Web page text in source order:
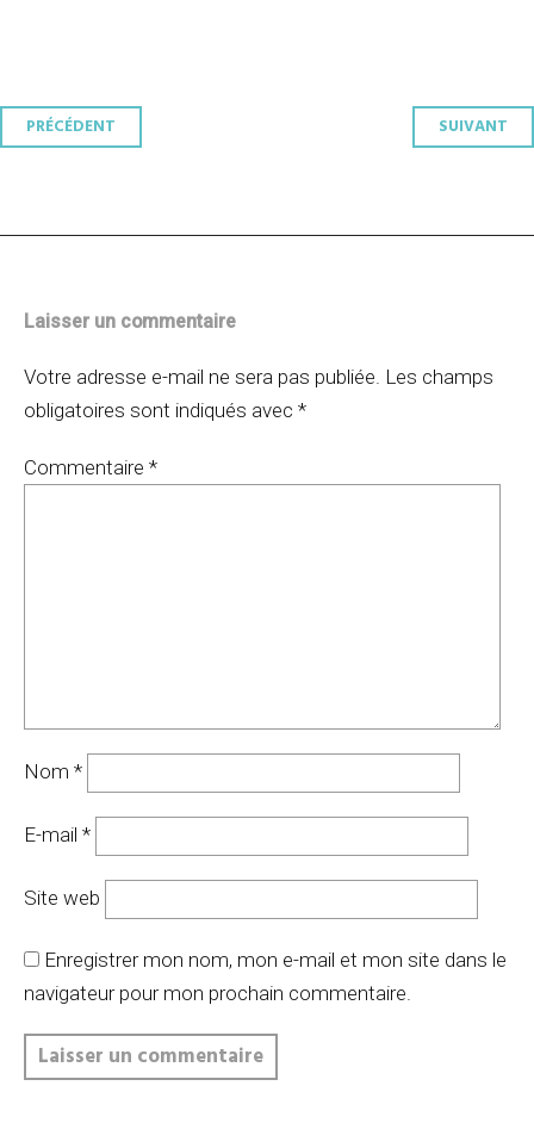
Navigation
PRÉCÉDENT SUIVANT
Laisser un commentaire
Votre adresse e-mail ne sera pas publiée. Les champs
obligatoires sont indiqués avec *
Commentaire *
Nom *
E-mail *
Site web
Enregistrer mon nom, mon e-mail et mon site dans le
navigateur pour mon prochain commentaire.